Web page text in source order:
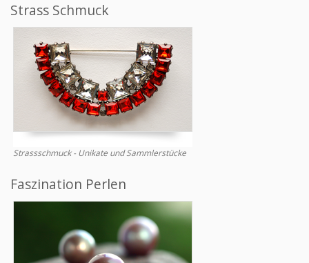
Strass Schmuck
Strassschmuck - Unikate und Sammlerstücke
Faszination Perlen